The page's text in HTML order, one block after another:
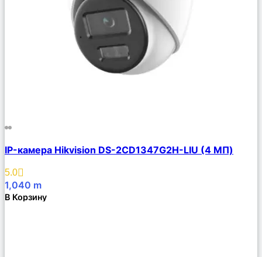
Описание
Избранное
IP-камера Hikvision DS-2CD1347G2H-LIU (4 МП)
5.0
1,040 m
В Корзину